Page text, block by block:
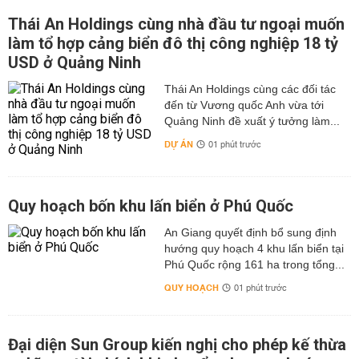
Thời tiết Tây Nguyên dịp Noel 24-25/12
Vào cuối tháng 11, đầu tháng 12 năm nay các tỉnh ở Tây
Nguyên vẫn chịu ảnh hưởng áp thấp nhiệt đới từ biển
đông vào miền trung nên cuối tháng 11, đầu tháng 12 vẫn
nhiều mưa.
Đến ngày 24/12, trời nhiều mây, thời tiết xuất hiện sương
mù vào buổi sáng, có nơi sương mù dày đặc nhất là tỉnh
Lâm Đồng (TP Đà Lạt), trưa chiều giảm mây trời hửng
Đêm ngày 24 và rạng sáng ngày 25 trời lạnh không mưa
nhiệt độ có thể xuống dưới 15 độ vì vậy người dân khi ra
đường nên chuẩn bị nhiều áo ấm.
Ngày 25/12, trời nhiều mây, sáng trời lạnh và sương mù
từ sáng sớm đến trưa chiều trời nắng ấm, đêm về lại
Thời tiết miền Nam dịp Noel 24-25/12
Ngày 24/12, tiết trời sáng se lạnh, có nắng ấm, đến trưa
Thái An Holdings cùng nhà đầu tư ngoại muốn
làm tổ hợp cảng biển đô thị công nghiệp 18 tỷ
USD ở Quảng Ninh
Thái An Holdings cùng các đối tác
đến từ Vương quốc Anh vừa tới
Quảng Ninh đề xuất ý tưởng làm...
DỰ ÁN 01 phút trước
Quy hoạch bốn khu lấn biển ở Phú Quốc
An Giang quyết định bổ sung định
hướng quy hoạch 4 khu lấn biển tại
Phú Quốc rộng 161 ha trong tổng...
QUY HOẠCH 01 phút trước
Đại diện Sun Group kiến nghị cho phép kế thừa